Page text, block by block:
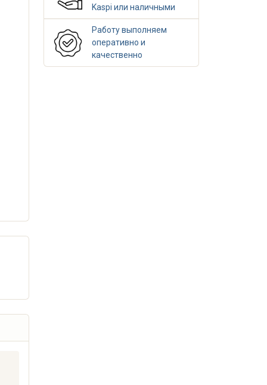
Kaspi или наличными
Работу выполняем
оперативно и
качественно